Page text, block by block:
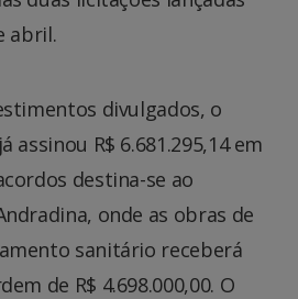
abril.
divulgados, o
assinou R$ 6.681.295,14 em
destina-se ao
onde as obras de
sanitário receberá
de R$ 4.698.000,00. O